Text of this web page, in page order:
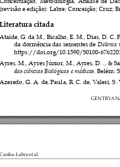
Conceituação, Metodologia, Análise de
(revisão e edição): Labre; Conceição; Cruz;
Literatura citada
Ataíde, G. da M., Bicalho, E. M., Dias, D. C.
da dormência das sementes de Delonix
https://doi.org/10.1590/S0100-
Ayres, M., Ayres Júnior, M., Ayres, D. ., &
das ciências Biológicas e médicas. Belém:
Azeredo, G. A. de, Paula, R. C. de, Valeri, S.
Cunha-Labre et al.